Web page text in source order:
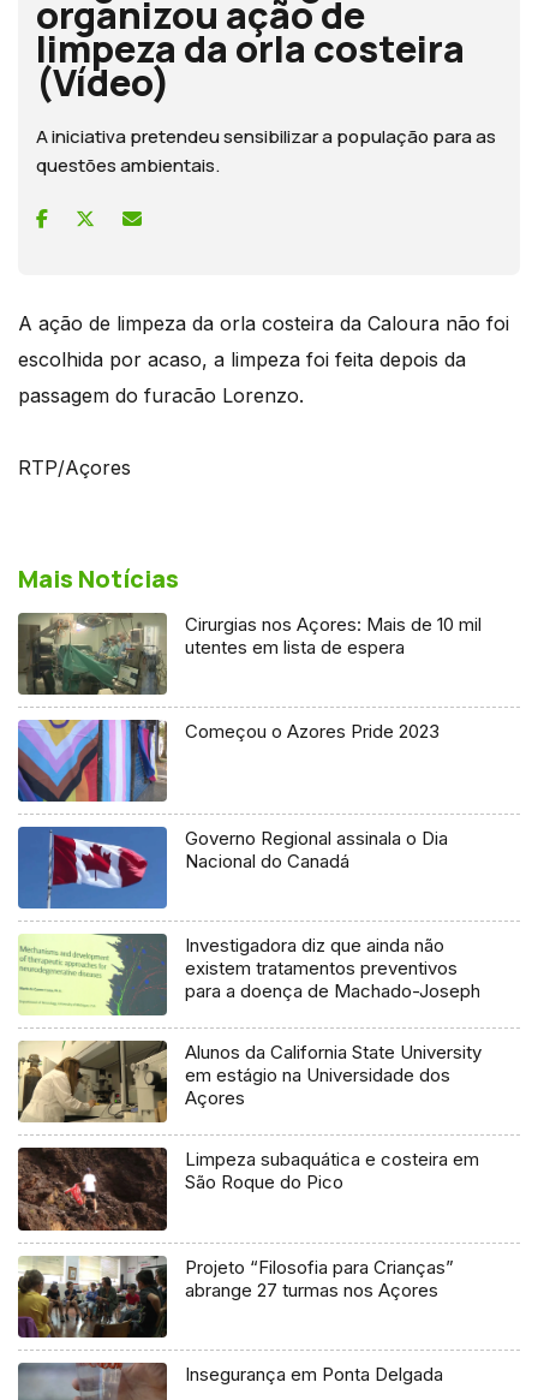
organizou ação de
limpeza da orla costeira
(Vídeo)
A iniciativa pretendeu sensibilizar a população para as
questões ambientais.
A ação de limpeza da orla costeira da Caloura não foi
escolhida por acaso, a limpeza foi feita depois da
passagem do furacão Lorenzo.
RTP/Açores
Mais Notícias
Cirurgias nos Açores: Mais de 10 mil
utentes em lista de espera
Começou o Azores Pride 2023
Governo Regional assinala o Dia
Nacional do Canadá
Investigadora diz que ainda não
existem tratamentos preventivos
para a doença de Machado-Joseph
Alunos da California State University
em estágio na Universidade dos
Açores
Limpeza subaquática e costeira em
São Roque do Pico
Projeto “Filosofia para Crianças”
abrange 27 turmas nos Açores
Insegurança em Ponta Delgada